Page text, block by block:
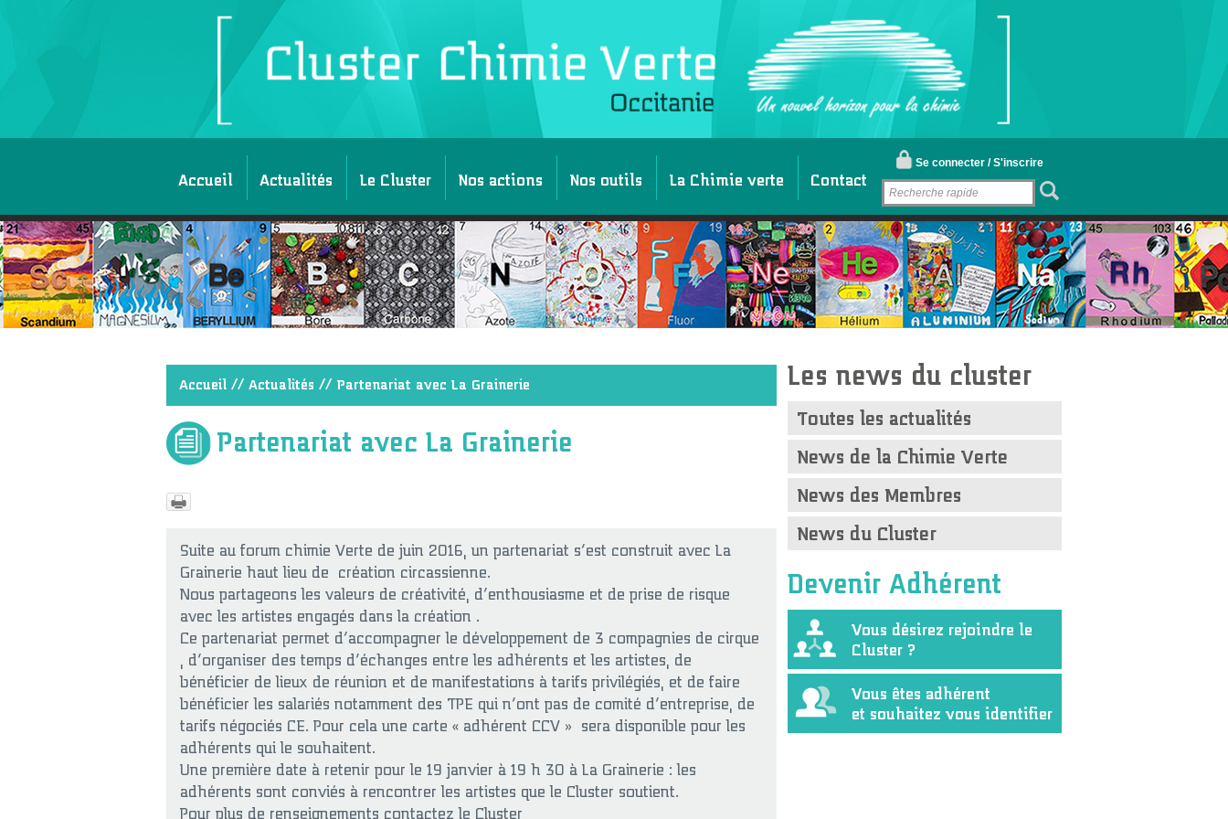
Accueil Actualités Le Cluster Nos actions Nos outils La Chimie verte Contact Se connecter / S'inscrire
Accueil//Actualités// Partenariat avec La Grainerie
Partenariat avec La Grainerie
Suite au forum chimie Verte de juin 2016, un partenariat s’est construit avec La
Grainerie haut lieu de création circassienne.
Nous partageons les valeurs de créativité, d’enthousiasme et de prise de risque
avec les artistes engagés dans la création .
Ce partenariat permet d’accompagner le développement de 3 compagnies de cirque
, d’organiser des temps d’échanges entre les adhérents et les artistes, de
bénéficier de lieux de réunion et de manifestations à tarifs privilégiés, et de faire
bénéficier les salariés notamment des TPE qui n’ont pas de comité d’entreprise, de
tarifs négociés CE. Pour cela une carte « adhérent CCV » sera disponible pour les
adhérents qui le souhaitent.
Une première date à retenir pour le 19 janvier à 19 h 30 à La Grainerie : les
adhérents sont conviés à rencontrer les artistes que le Cluster soutient.
Pour plus de renseignements contactez le Cluster
Les news du cluster
Toutes les actualités
News de la Chimie Verte
News des Membres
News du Cluster
Devenir Adhérent
Vous désirez rejoindre le
Cluster ?
Vous êtes adhérent
et souhaitez vous identifier